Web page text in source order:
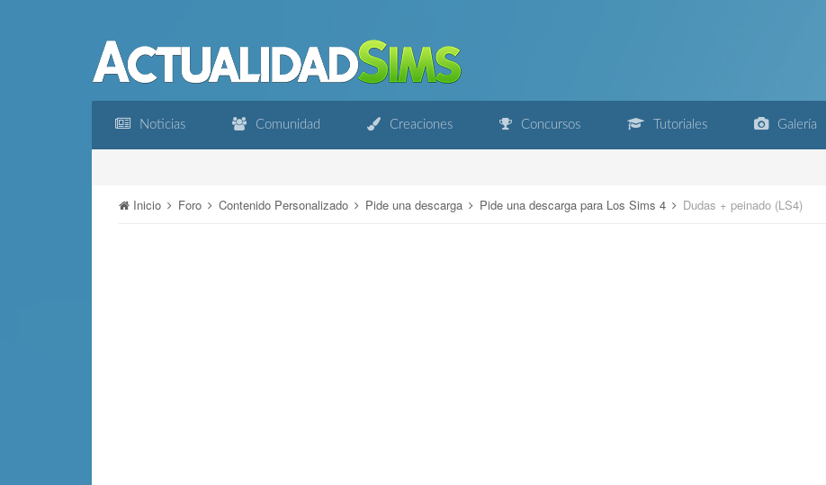
Noticias Comunidad Creaciones Concursos Tutoriales Galería
Inicio Foro Contenido Personalizado Pide una descarga Pide una descarga para Los Sims 4 Dudas + peinado (LS4)